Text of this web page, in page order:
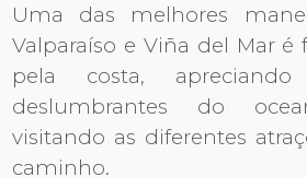
Uma das melhores
Valparaíso e Viña del Mar é
pela costa,
deslumbrantes do
visitando as diferentes
caminho.